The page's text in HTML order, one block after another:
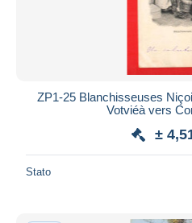
ZP1-25 Blanchisseuses
Votviéà vers
±
Stato